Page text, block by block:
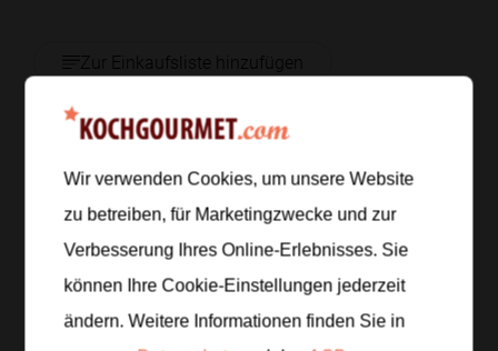
Zur Einkaufsliste hinzufügen
Zubereitung
ohne viel Fett leicht rösten, bis es außen knusprig ist
und innen noch etwas Biss hat.
Wir verwenden Cookies, um unsere Website
zu betreiben, für Marketingzwecke und zur
Verbesserung Ihres Online-Erlebnisses. Sie
können Ihre Cookie-Einstellungen jederzeit
ändern. Weitere Informationen finden Sie in